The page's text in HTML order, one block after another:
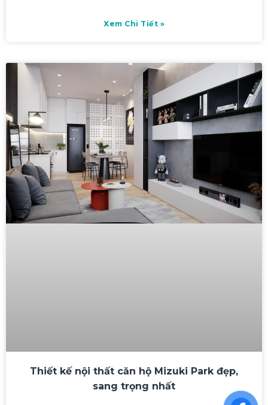
Xem Chi Tiết »
Thiết kế nội thất căn hộ Mizuki Park đẹp,
sang trọng nhất